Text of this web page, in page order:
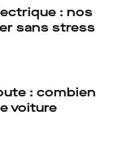
: nos
sans stress
: combien
voiture